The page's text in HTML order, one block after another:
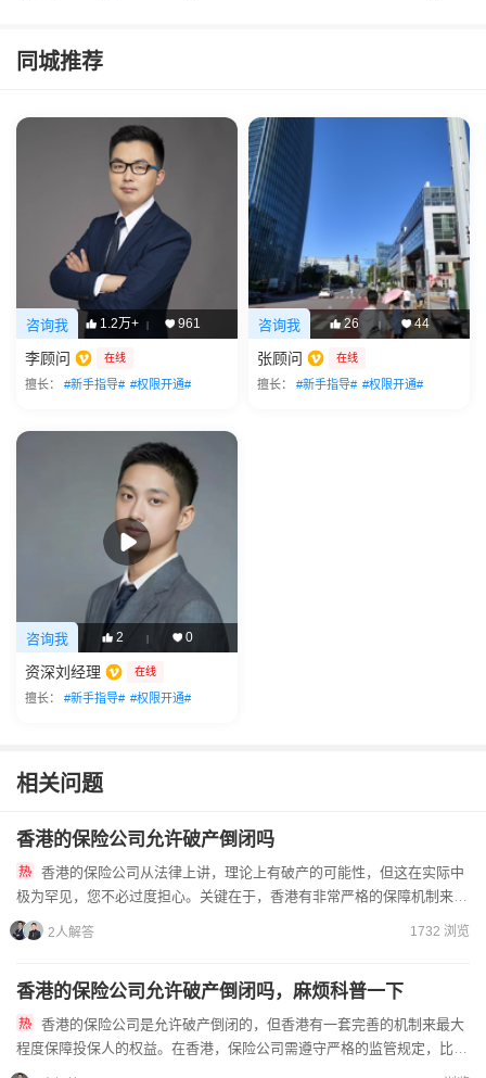
同城推荐
咨询我 1.2万+ | 961
李顾问 在线
擅长： #新手指导# #权限开通#
咨询我 26 | 44
张顾问 在线
擅长： #新手指导# #权限开通#
咨询我 2 | 0
资深刘经理 在线
擅长： #新手指导# #权限开通#
相关问题
香港的保险公司允许破产倒闭吗
极为罕见，您不必过度担心。关键在于，香港有非常严格的保障机制来保
护保单持有人。主要依靠三大“安全垫”：一是严格的监管和资本要...
2人解答 1732 浏览
香港的保险公司允许破产倒闭吗，麻烦科普一下
程度保障投保人的权益。在香港，保险公司需遵守严格的监管规定，比如
要维持充足的偿付能力，必须具备足够资产以应付负债。同时，香港...